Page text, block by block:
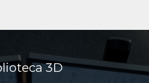
3D